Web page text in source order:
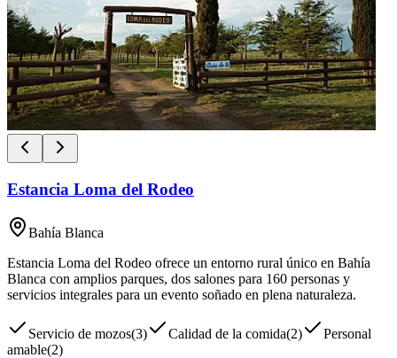
Estancia Loma del Rodeo
Bahía Blanca
Estancia Loma del Rodeo ofrece un entorno rural único en Bahía
Blanca con amplios parques, dos salones para 160 personas y
servicios integrales para un evento soñado en plena naturaleza.
Servicio de mozos(3) Calidad de la comida(2)
Personal
amable(2)